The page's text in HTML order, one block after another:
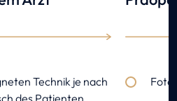
Technik je nach
des Patienten